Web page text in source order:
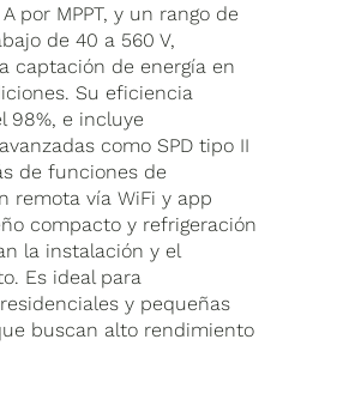
por MPPT, y un rango de
de 40 a 560 V,
captación de energía en
Su eficiencia
98%, e incluye
como SPD tipo II
de funciones de
remota vía WiFi y app
compacto y refrigeración
la instalación y el
Es ideal para
y pequeñas
buscan alto rendimiento